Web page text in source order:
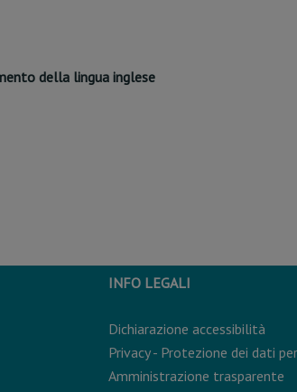
della lingua inglese
INFO LEGALI
Dichiarazione accessibilità
Privacy - Protezione dei dati
Amministrazione trasparente